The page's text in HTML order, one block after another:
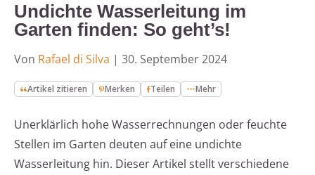
Undichte Wasserleitung im
Garten finden: So geht’s!
Von Rafael di Silva | 30. September 2024
Artikel zitieren Merken Teilen Mehr
Unerklärlich hohe Wasserrechnungen oder feuchte
Stellen im Garten deuten auf eine undichte
Wasserleitung hin. Dieser Artikel stellt verschiedene